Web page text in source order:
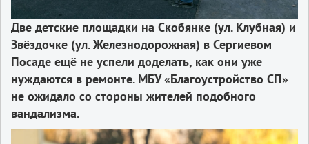
Две детские площадки на Скобянке (ул. Клубная) и
Звёздочке (ул. Железнодорожная) в Сергиевом
Посаде ещё не успели доделать, как они уже
нуждаются в ремонте. МБУ «Благоустройство СП»
не ожидало со стороны жителей подобного
вандализма.